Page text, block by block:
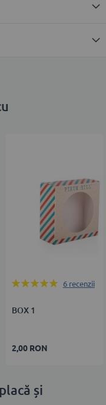
Rating:
6 recenzii
BOX 1
2,00 RON
și